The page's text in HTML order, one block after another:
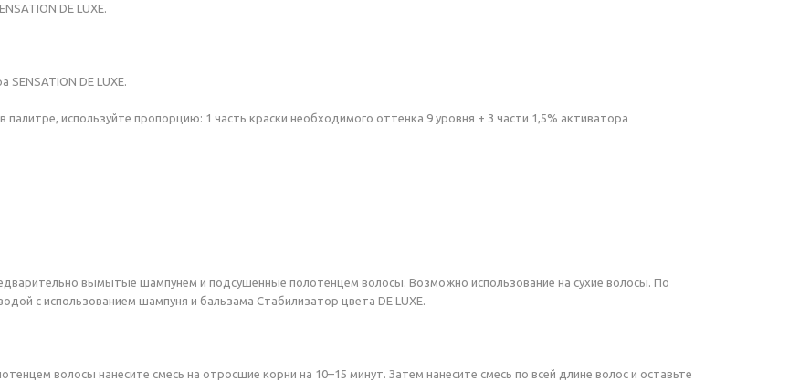
DE LUXE.
SENSATION DE LUXE.
палитре, используйте пропорцию: 1 часть краски необходимого оттенка 9 уровня + 3 части 1,5% активатора
вымытые шампунем и подсушенные полотенцем волосы. Возможно использование на сухие волосы. По
с использованием шампуня и бальзама Стабилизатор цвета DE LUXE.
волосы нанесите смесь на отросшие корни на 10–15 минут. Затем нанесите смесь по всей длине волос и оставьте